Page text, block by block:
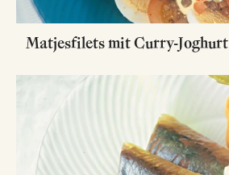
Matjesfilets mit Curry-Joghurt